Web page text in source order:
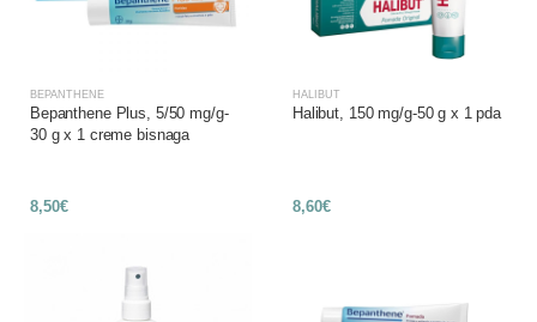
BEPANTHENE
Bepanthene Plus, 5/50 mg/g-
30 g x 1 creme bisnaga
8,50€
HALIBUT
Halibut, 150 mg/g-50 g x 1 pda
8,60€